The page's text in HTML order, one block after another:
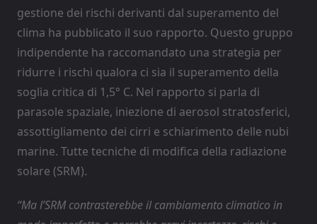
gestione dei rischi derivanti dal superamento del
clima ha pubblicato il suo rapporto. Questo gruppo
indipendente ha raccomandato una strategia per
ridurre i rischi qualora ci sia il superamento della
soglia critica di 1,5° C. Nel rapporto si parla di
parasole spaziale, iniezione di aerosol stratosferici,
assottigliamento dei cirri e schiarimento delle nubi
marine. Tutte tecniche di modifica della radiazione
solare (SRM).
“Ma l’SRM contrasterebbe il cambiamento climatico in